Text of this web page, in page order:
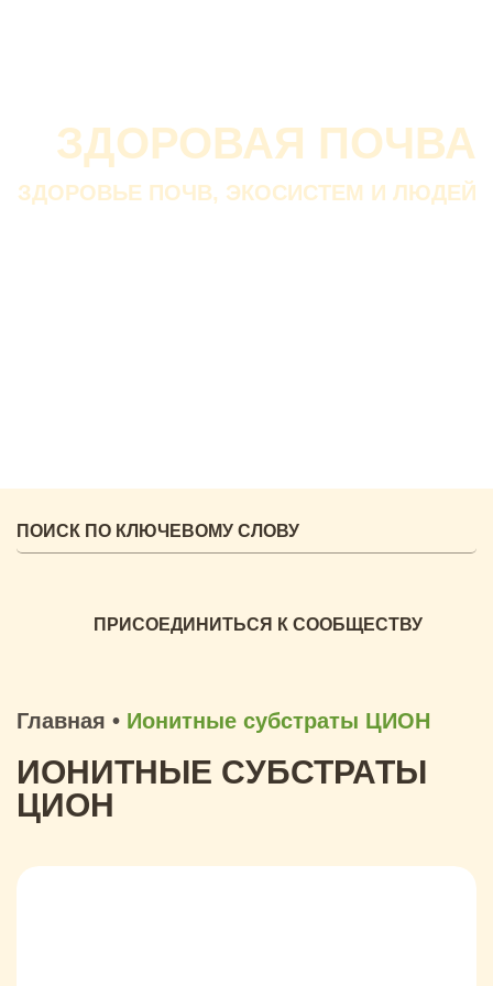
ЗДОРОВАЯ ПОЧВА
ЗДОРОВЬЕ ПОЧВ, ЭКОСИСТЕМ И ЛЮДЕЙ
ПРИСОЕДИНИТЬСЯ К СООБЩЕСТВУ
Главная • Ионитные субстраты ЦИОН
ИОНИТНЫЕ СУБСТРАТЫ
ЦИОН